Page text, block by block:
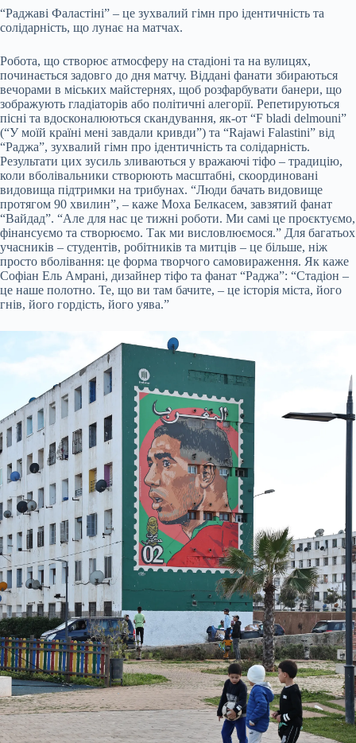
“Раджаві Фаластіні” – це зухвалий гімн про ідентичність та
солідарність, що лунає на матчах.
Робота, що створює атмосферу на стадіоні та на вулицях,
починається задовго до дня матчу. Віддані фанати збираються
вечорами в міських майстернях, щоб розфарбувати банери, що
зображують гладіаторів або політичні алегорії. Репетируються
пісні та вдосконалюються скандування, як-от “F bladi delmouni”
(“У моїй країні мені завдали кривди”) та “Rajawi Falastini” від
“Раджа”, зухвалий гімн про ідентичність та солідарність.
Результати цих зусиль зливаються у вражаючі тіфо – традицію,
коли вболівальники створюють масштабні, скоординовані
видовища підтримки на трибунах. “Люди бачать видовище
протягом 90 хвилин”, – каже Моха Белкасем, завзятий фанат
“Вайдад”. “Але для нас це тижні роботи. Ми самі це проєктуємо,
фінансуємо та створюємо. Так ми висловлюємося.” Для багатьох
учасників – студентів, робітників та митців – це більше, ніж
просто вболівання: це форма творчого самовираження. Як каже
Софіан Ель Амрані, дизайнер тіфо та фанат “Раджа”: “Стадіон –
це наше полотно. Те, що ви там бачите, – це історія міста, його
гнів, його гордість, його уява.”